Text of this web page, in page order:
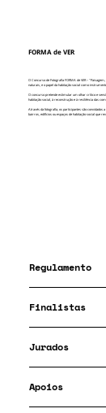
Regulamento
Finalistas
Jurados
Apoios
FORMA de VER
O Concurso de Fotografia FORMA de VER –
naturais, e o papel da habitação social como
O concurso pretende estimular um olhar crítico e
habitação social, à reconstrução e à resiliência das
Através da fotografia, os participantes são convidados
bairros, edifícios ou espaços de habitação social que